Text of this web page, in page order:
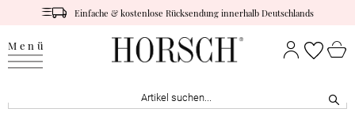
Einfache & kostenlose Rücksendung innerhalb Deutschlands
Menü